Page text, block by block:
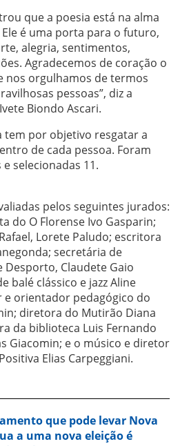
que a poesia está na alma
é uma porta para o futuro,
alegria, sentimentos,
Agradecemos de coração o
nos orgulhamos de termos
pessoas”, diz a
Biondo Ascari.
tem por objetivo resgatar a
de cada pessoa. Foram
selecionadas 11.
pelos seguintes jurados:
do O Florense Ivo Gasparin;
Lorete Paludo; escritora
secretária de
Desporto, Claudete Gaio
balé clássico e jazz Aline
orientador pedagógico do
diretora do Mutirão Diana
da biblioteca Luis Fernando
Giacomin; e o músico e diretor
Elias Carpeggiani.
que pode levar Nova
a uma nova eleição é